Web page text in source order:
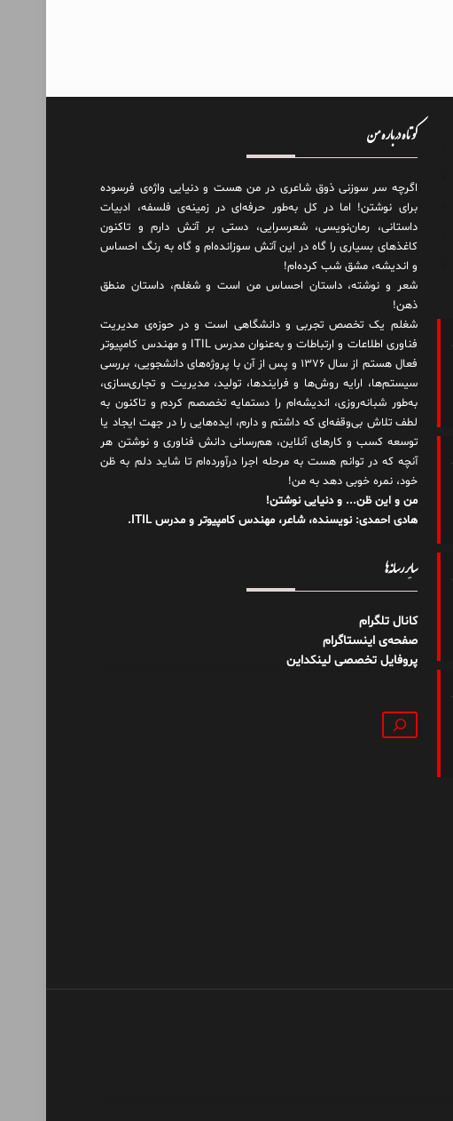
کوتاه درباره من
اگرچه سر سوزنی ذوق شاعری در من هست و دنیایی واژه‌‌ی فرسوده
برای نوشتن! اما در کل به‌طور حرفه‌ای در زمینه‌ی فلسفه، ادبیات
داستانی، رمان‌نویسی، شعرسرایی، دستی بر آتش دارم و تاکنون
کاغذهای بسیاری را گاه در این آتش سوزانده‌ام و گاه به رنگ احساس
و اندیشه، مشق شب کرده‌ام!
شعر و نوشته، داستان احساس من است و شغلم، داستان منطق
ذهن!
شغلم یک تخصص تجربی و دانشگاهی است و در حوزه‌ی مدیریت
فناوری اطلاعات و ارتباطات و به‌عنوان مدرس ITIL و مهندس کامپیوتر
فعال هستم از سال ۱۳۷۶ و پس از آن با پروژه‌های دانشجویی، بررسی
سیستم‌ها، ارایه روش‌ها و فرایندها، تولید، مدیریت و تجاری‌سازی،
به‌طور شبانه‌روزی، اندیشه‌ام را دستمایه تخصصم کردم و تاکنون به
لطف تلاش بی‌وقفه‌ای که داشتم و دارم، اید‌ه‌هایی را در جهت ایجاد یا
توسعه کسب و کارهای آنلاین، هم‌رسانی دانش فناوری و نوشتن هر
آنچه که در توانم هست به مرحله اجرا درآورده‌ام تا شاید دلم به ظن
خود، نمره خوبی دهد به من!
من و این ظن... و دنیایی نوشتن!
هادی احمدی: نویسنده، شاعر، مهندس کامپیوتر و مدرس ITIL.
سایر رسانه‌ها
کانال تلگرام
صفحه‌ی اینستاگرام
پروفایل تخصصی لینکداین
جستجو